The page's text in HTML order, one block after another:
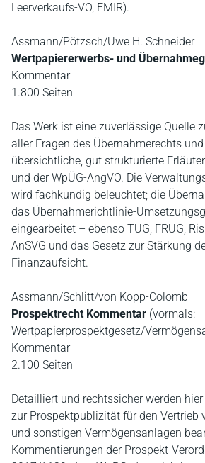
Leerverkaufs-VO, EMIR).
Assmann/Pötzsch/Uwe H. Schneider
Wertpapiererwerbs- und
Kommentar
1.800 Seiten
Das Werk ist eine zuverlässige Quelle
aller Fragen des Übernahmerechts
übersichtliche, gut strukturierte
und der WpÜG-AngVO. Die
wird fachkundig beleuchtet; die
das Übernahmerichtlinie-
eingearbeitet – ebenso TUG, FRUG,
AnSVG und das Gesetz zur Stärkung
Finanzaufsicht.
Assmann/Schlitt/von Kopp-Colomb
Prospektrecht Kommentar (vormals:
Wertpapierprospektgesetz/
Kommentar
2.100 Seiten
Detailliert und rechtssicher werden
zur Prospektpublizität für den Vertrieb
und sonstigen Vermögensanlagen
Kommentierungen der Prospekt-